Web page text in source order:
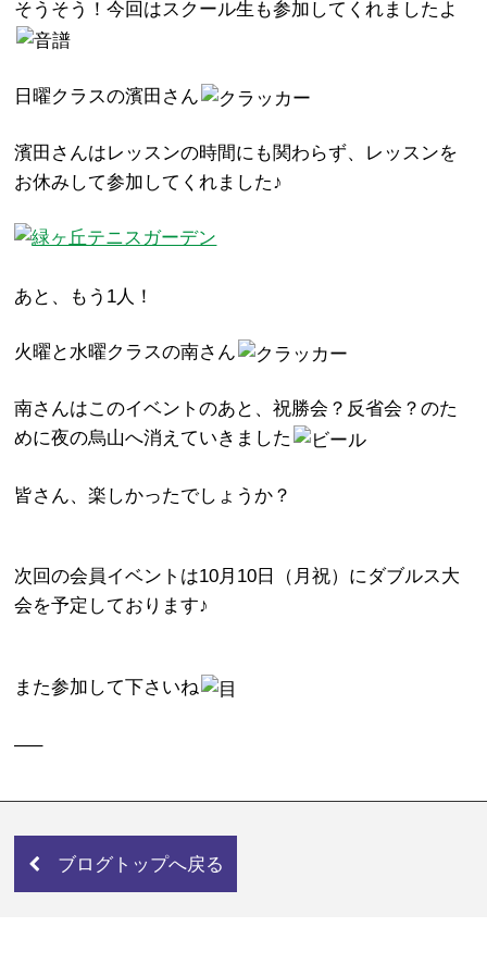
そうそう！今回はスクール生も参加してくれましたよ
日曜クラスの濱田さん
濱田さんはレッスンの時間にも関わらず、レッスンを
お休みして参加してくれました♪
あと、もう1人！
火曜と水曜クラスの南さん
南さんはこのイベントのあと、祝勝会？反省会？のた
めに夜の烏山へ消えていきました
皆さん、楽しかったでしょうか？
次回の会員イベントは10月10日（月祝）にダブルス大
会を予定しております♪
また参加して下さいね
—–
ブログトップへ戻る